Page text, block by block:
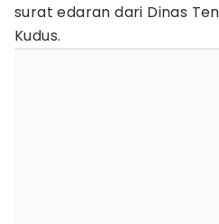
surat edaran dari Dinas
Kudus.